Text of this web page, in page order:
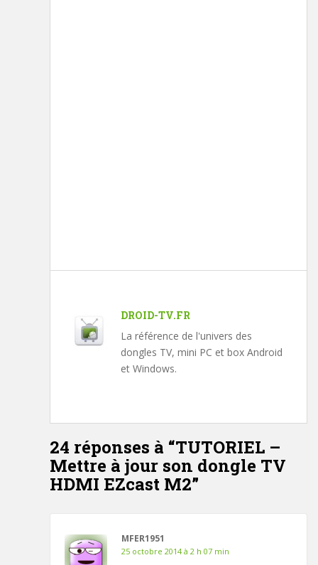
DROID-TV.FR
La référence de l'univers des
dongles TV, mini PC et box Android
et Windows.
24 réponses à “TUTORIEL –
Mettre à jour son dongle TV
HDMI EZcast M2”
MFER1951
25 octobre 2014 à 2 h 07 min